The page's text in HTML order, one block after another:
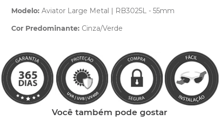
Modelo: Aviator Large Metal | RB3025L - 55mm
Cor Predominante: Cinza/Verde
Você também pode gostar